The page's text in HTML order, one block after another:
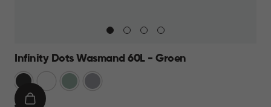
Infinity Dots Wasmand 60L - Groen
DonkergrijsGroenLicht
IN